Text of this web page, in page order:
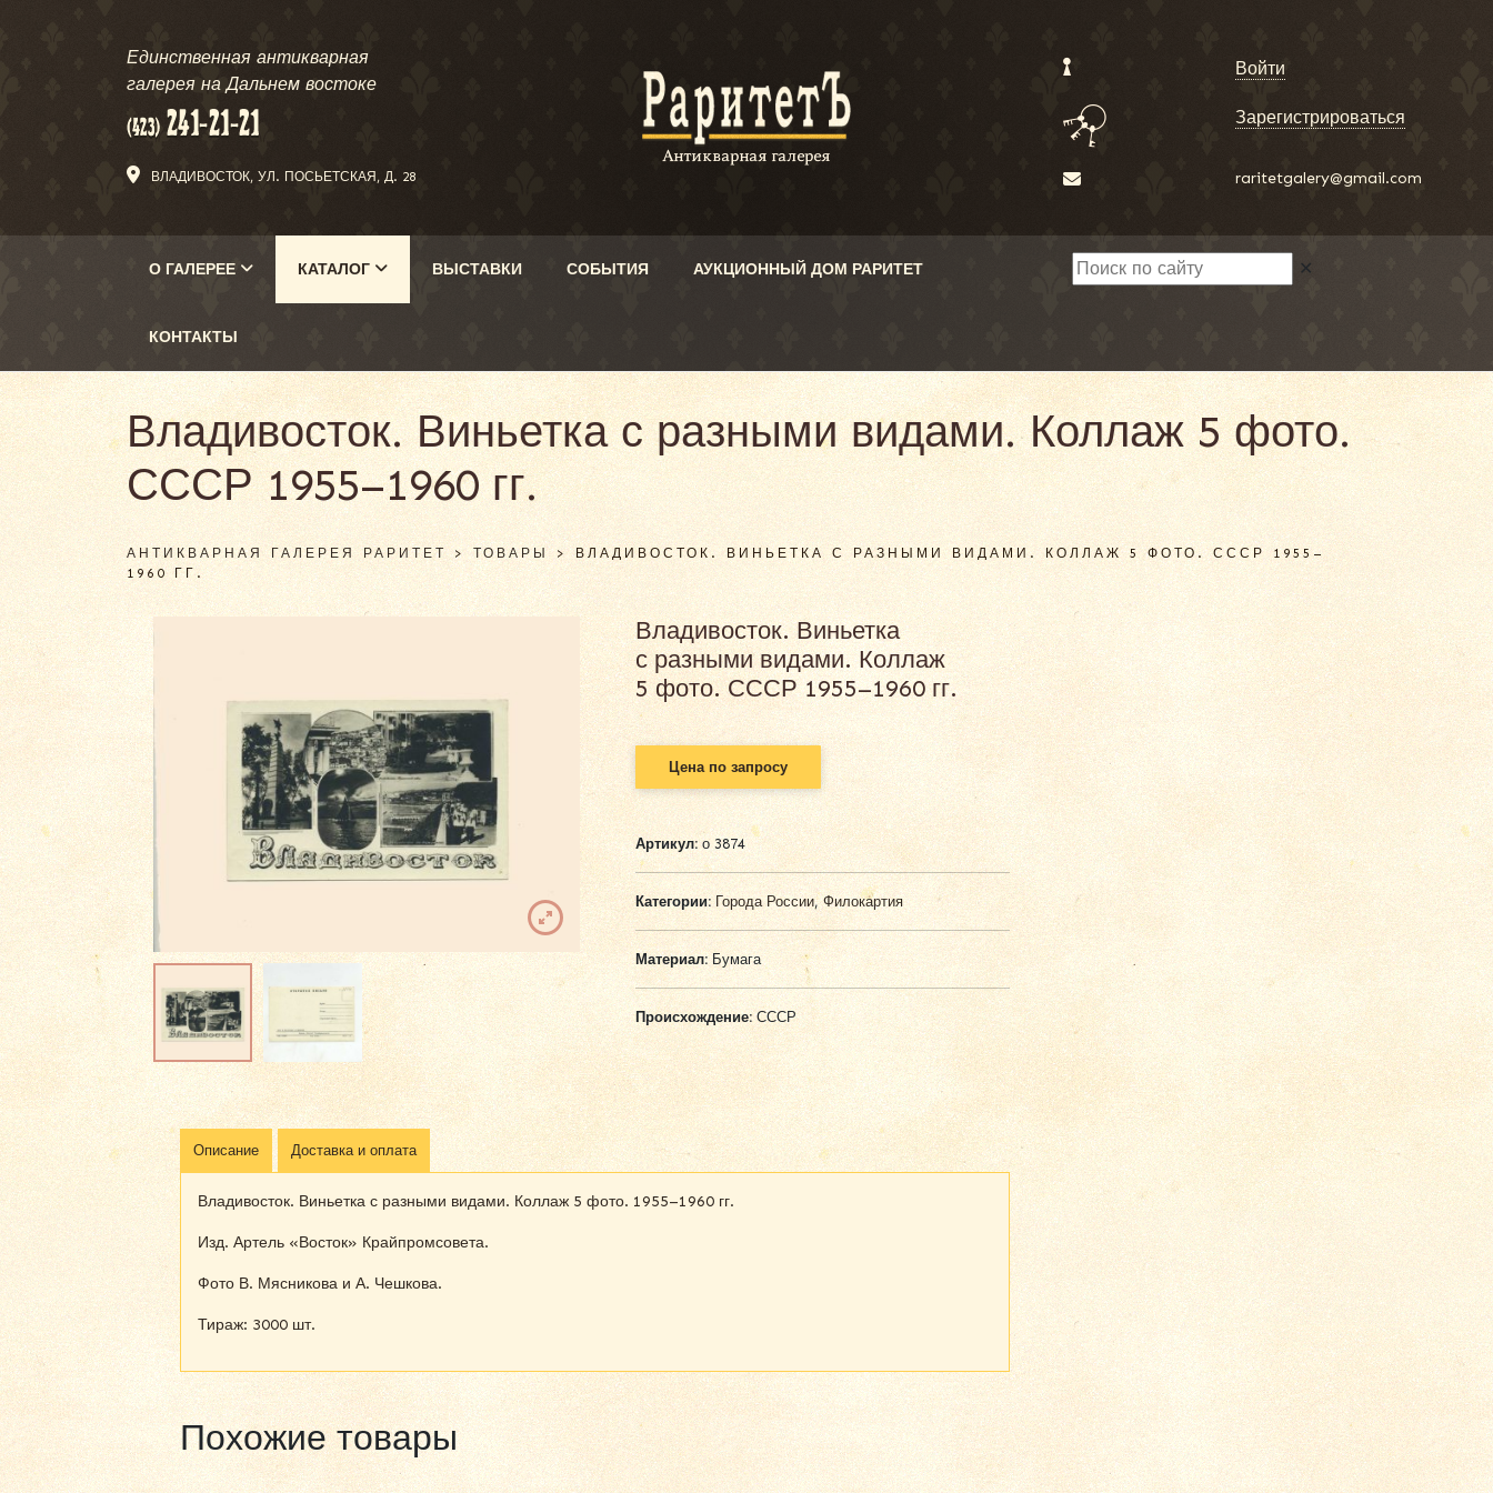
Единственная антикварная
галерея на Дальнем востоке
ВЛАДИВОСТОК, УЛ. ПОСЬЕТСКАЯ, Д. 28
Войти
Зарегистрироваться
raritetgalery@gmail.com
О ГАЛЕРЕЕ КАТАЛОГ ВЫСТАВКИ СОБЫТИЯ АУКЦИОННЫЙ ДОМ РАРИТЕТ
КОНТАКТЫ
✕
Владивосток. Виньетка с разными видами. Коллаж 5 фото.
СССР 1955–1960 гг.
АНТИКВАРНАЯ ГАЛЕРЕЯ РАРИТЕТ>ТОВАРЫ > ВЛАДИВОСТОК. ВИНЬЕТКА С РАЗНЫМИ ВИДАМИ. КОЛЛАЖ 5 ФОТО. СССР 1955–
1960 ГГ.
Владивосток. Виньетка
с разными видами. Коллаж
5 фото. СССР 1955–1960 гг.
Цена по запросу
Артикул:о 3874
Категории: Города России,Филокартия
Материал:Бумага
Происхождение:СССР
Описание Доставка и оплата
Владивосток. Виньетка с разными видами. Коллаж 5 фото. 1955–1960 гг.
Изд. Артель «Восток» Крайпромсовета.
Фото В. Мясникова и А. Чешкова.
Тираж: 3000 шт.
Похожие товары